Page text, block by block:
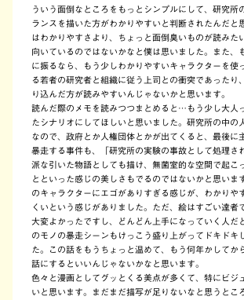
ういう面倒なところをもっとシンプルにして、研究所
ランスを描いた方がわかりやすいと判断されたんだと
はわかりやすさより、ちょっと面倒臭いものが読みた
向いているのではないかなと僕は思いました。また、
に振るなら、もう少しわかりやすいキャラクターを使
る若者の研究者と組織に従う上司との衝突であったり
り込んだ方が読みやすいんじゃないかと思います。
読んだ際のメモを読みつつまとめると…もう少し大人
たシナリオにしてほしいと思いました。研究所の中の
なので、政府とか人権団体とかが出てくると、最後に
暴走する事件も、「研究所の実験の事故として処理さ
派な引いた物語としても描け、無菌室的な空間で起こ
とといった感じの美しさもでるのではないかと思いま
のキャラクターにエゴがありすぎる感じが、わかりや
くいという感じがありました。ただ、絵はすごい達者
大変よかったですし、どんどん上手になっていく人だ
のモノの暴走シーンもけっこう盛り上がってドキドキ
た。この話をもうちょっと温めて、もう何年かしてか
話にするといいんじゃないかなと思います。
色々と漫画としてグッとくる美点が多くて、特にビジ
いと思います。まだまだ描写が足りないなと思うとこ